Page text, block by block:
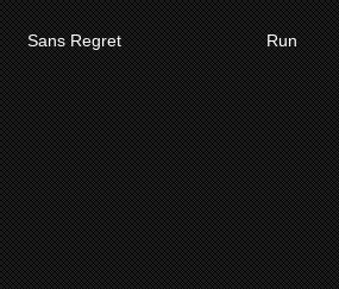
PLUS D’INFO…
Sans Regret PLUS D’INFO…
Run